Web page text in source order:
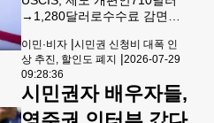
싱턴포스트(WP)는 28일 국토
안보부(DHS)가 연방 이민서비
스국(USCIS)에 계류 중인 약
140만 건의 망명 신청 적체를
줄이기 위해 새로운 규정을 즉
시 발효했다고 보도했다. DHS
는 이번 조치로 전
→1,280달러로수수료 감면도
민서비스국(USCIS)이 시민권
신청 수수료 제도를 개편하는
규정안을 공개하며 시민권 신
청서(Form N-400)의 할인 수
수료 제도와 수수료 면제(Fee
이민·비자 |시민권 신청비 대폭 인
상 추진, 할인도 폐지 |2026-07-29
09:28:36
시민권자 배우자들,